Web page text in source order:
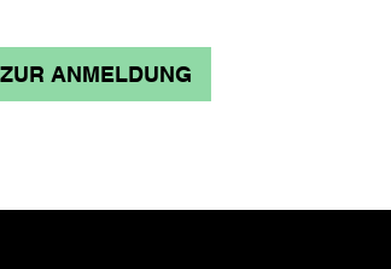
ZUR ANMELDUNG